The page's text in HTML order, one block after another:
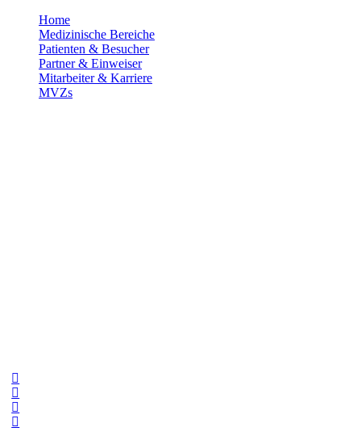
Home
Medizinische Bereiche
Patienten & Besucher
Partner & Einweiser
Mitarbeiter & Karriere
MVZs